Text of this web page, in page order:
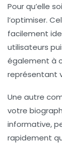
Pour qu’elle
l’optimiser.
facilement
utilisateurs
également à
représentant
Une autre
votre
informative,
rapidement